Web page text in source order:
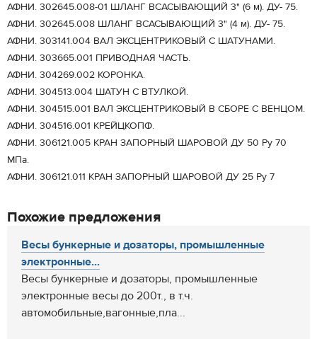
АФНИ. 302645.008-01 ШЛАНГ ВСАСЫВАЮЩИЙ 3" (6 м). ДУ- 75.
АФНИ. 302645.008 ШЛАНГ ВСАСЫВАЮЩИЙ 3" (4 м). ДУ- 75.
АФНИ. 303141.004 ВАЛ ЭКСЦЕНТРИКОВЫЙ С ШАТУНАМИ.
АФНИ. 303665.001 ПРИВОДНАЯ ЧАСТЬ.
АФНИ. 304269.002 КОРОНКА.
АФНИ. 304513.004 ШАТУН С ВТУЛКОЙ.
АФНИ. 304515.001 ВАЛ ЭКСЦЕНТРИКОВЫЙ В СБОРЕ С ВЕНЦОМ.
АФНИ. 304516.001 КРЕЙЦКОПФ.
АФНИ. 306121.005 КРАН ЗАПОРНЫЙ ШАРОВОЙ ДУ 50 Ру 70
МПа.
АФНИ. 306121.011 КРАН ЗАПОРНЫЙ ШАРОВОЙ ДУ 25 Ру 7
Похожие предложения
Весы бункерные и дозаторы, промышленные
электронные...
Весы бункерные и дозаторы, промышленные
электронные весы до 200т., в т.ч.
автомобильные,вагонные,пла...